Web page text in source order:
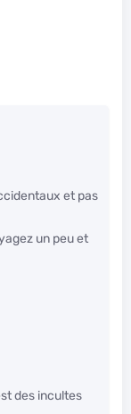
et pas
un peu et
des incultes